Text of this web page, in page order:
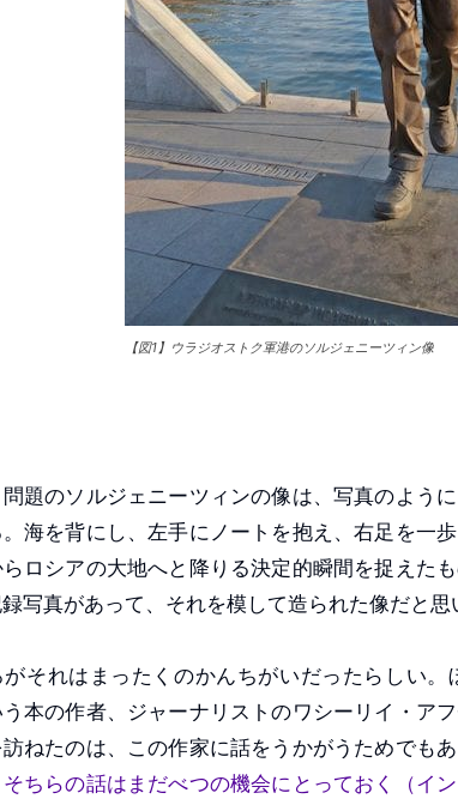
【図1】ウラジオストク軍港のソルジェニーツィン像
題のソルジェニーツィンの像は、写真のよう
海を背にし、左手にノートを抱え、右足を一
らロシアの大地へと降りる決定的瞬間を捉えた
写真があって、それを模して造られた像だと思
それはまったくのかんちがいだったらしい。
本の作者、ジャーナリストのワシーリイ・ア
ねたのは、この作家に話をうかがうためでもあ
ちらの話はまだべつの機会にとっておく（イ